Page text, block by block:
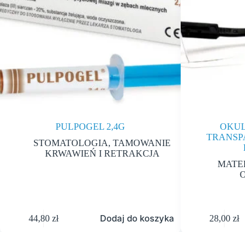
PULPOGEL 2,4G
STOMATOLOGIA,TAMOWANIE
KRWAWIEŃ I RETRAKCJA
44,80zł Dodaj do koszyka 28,00zł